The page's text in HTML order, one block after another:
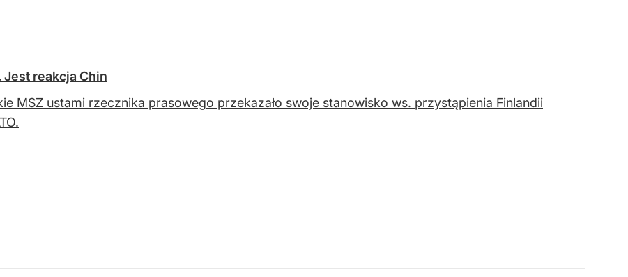
Jest reakcja Chin
MSZ ustami rzecznika prasowego przekazało swoje stanowisko ws. przystąpienia Finlandii